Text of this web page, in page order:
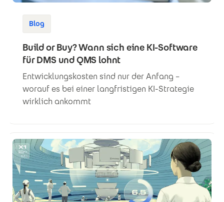
Blog
Build or Buy? Wann sich eine KI-Software
für DMS und QMS lohnt
Entwicklungskosten sind nur der Anfang –
worauf es bei einer langfristigen KI-Strategie
wirklich ankommt